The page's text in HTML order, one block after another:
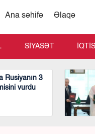
Ana səhifə Əlaqə
SİYASƏT
Rusiyanın 3
vurdu